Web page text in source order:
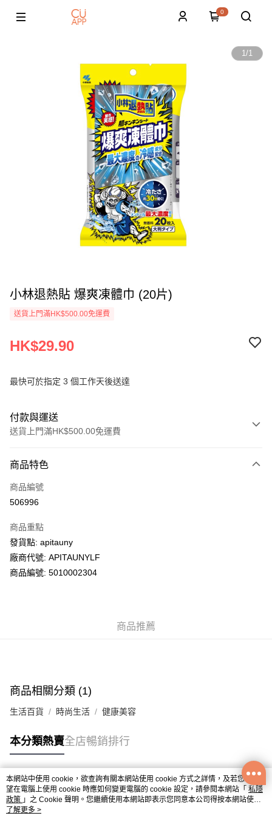
0
1/1
小林退熱貼 爆爽凍體巾 (20片)
送貨上門滿HK$500.00免運費
HK$29.90
最快可於指定 3 個工作天後送達
付款與運送
送貨上門滿HK$500.00免運費
信用卡
AlipayHK
WeChat Pay
送貨方式
每筆HK$50.00，滿HK$200.00或以上免運費
UNY 門市自取
商品特色
商品編號
506996
商品重點
發貨點: apitauny
廠商代號: APITAUNYLF
商品編號: 5010002304
商品推薦
商品相關分類 (1)
生活百貨 時尚生活 健康美容
本分類熱賣全店暢銷排行
熱門標籤
熱銷排行
本網站中使用 cookie，欲查詢有關本網站使用 cookie 方式之詳情，及若您不希
望在電腦上使用 cookie 時應如何變更電腦的 cookie 設定，請參閱本網站「 私隱
政策 」之 Cookie 聲明。您繼續使用本網站即表示您同意本公司得按本網站使用
條款之 Cookie 聲明使用 cookie。
了解更多 >